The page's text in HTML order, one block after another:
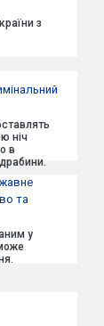
з
ніч
в
та
у